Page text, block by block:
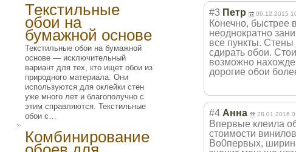
Текстильные
обои на
бумажной основе
Текстильные обои на бумажной
основе — исключительный
вариант для тех, кто ищет обои из
природного материала. Они
используются для оклейки стен
уже много лет и благополучно с
этим справляются. Текстильные
обои с…
Комбинирование
#3 Петр 06.12.2015
Конечно, быстрее
неоднократно
все пункты.
сдирать обои.
возможно
дорогие обои
#4 Анна 28.01.2016
Впервые клеила
стоимости
Во0первых,